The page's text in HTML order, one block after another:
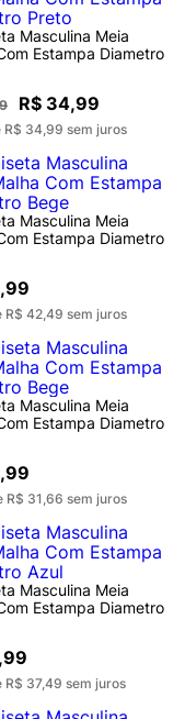
Masculina Meia
Estampa Diametro
R$ 34,99
R$ 34,99 sem juros
Masculina Meia
Estampa Diametro
R$ 42,49 sem juros
Masculina Meia
Estampa Diametro
R$ 31,66 sem juros
Masculina Meia
Estampa Diametro
R$ 37,49 sem juros